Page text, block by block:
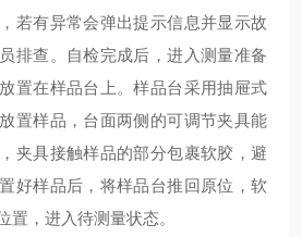
若有异常会弹出提示信息并显示故
排查。自检完成后，进入测量准备
置在样品台上。样品台采用抽屉式
置样品，台面两侧的可调节夹具能
夹具接触样品的部分包裹软胶，避
好样品后，将样品台推回原位，软
置，进入待测量状态。